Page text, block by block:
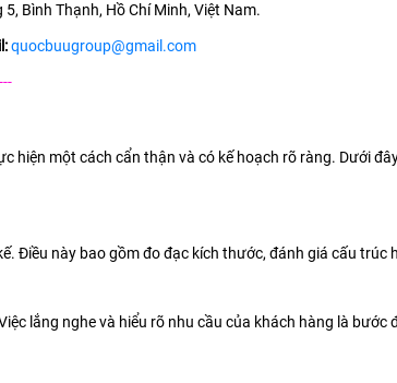
Bình Thạnh, Hồ Chí Minh, Việt Nam.
quocbuugroup@gmail.com
một cách cẩn thận và có kế hoạch rõ ràng. Dưới
Điều này bao gồm đo đạc kích thước, đánh giá cấu trúc
lắng nghe và hiểu rõ nhu cầu của khách hàng là bước